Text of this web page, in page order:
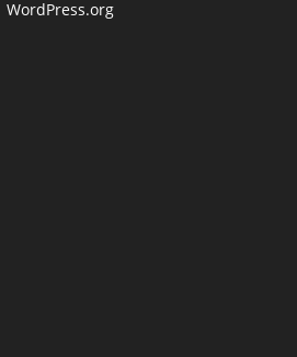
WordPress.org